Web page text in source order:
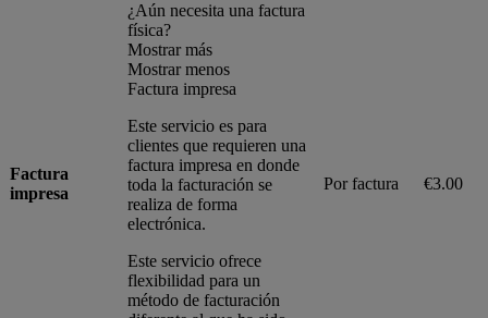
Factura
impresa
¿Aún necesita una factura
física?
Mostrar más
Mostrar menos
Factura impresa
Este servicio es para
clientes que requieren una
factura impresa en donde
toda la facturación se
realiza de forma
electrónica.
Este servicio ofrece
flexibilidad para un
método de facturación
Por factura €3.00